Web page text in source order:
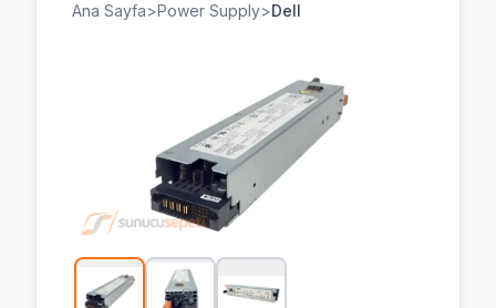
Ana Sayfa>Power Supply>Dell